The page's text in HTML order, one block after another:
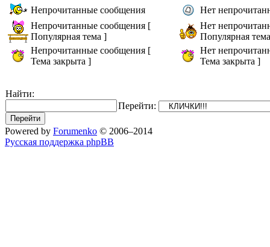
Непрочитанные сообщения
Нет
Непрочитанные сообщения [
Популярная тема ]
Нет
Популярная
Непрочитанные сообщения [
Тема закрыта ]
Нет
Тема закрыта ]
Найти:
Перейти:
Powered by Forumenko © 2006–2014
Русская поддержка phpBB